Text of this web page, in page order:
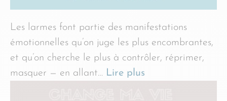
Les larmes font partie des manifestations
émotionnelles qu’on juge les plus encombrantes,
et qu’on cherche le plus à contrôler, réprimer,
masquer — en allant… Lire plus